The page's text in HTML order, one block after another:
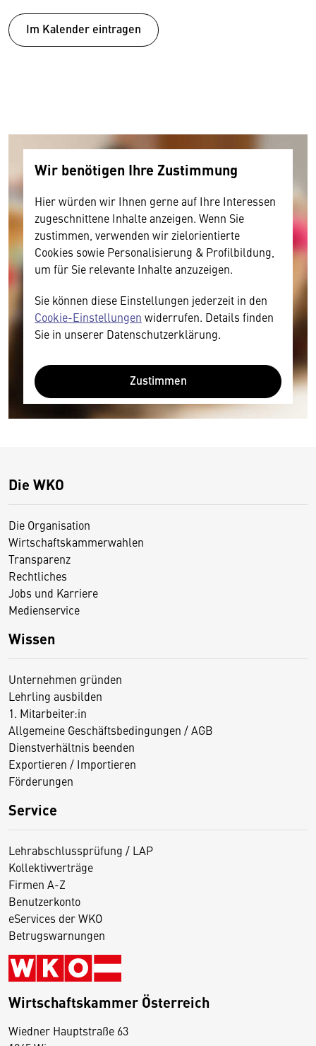
Im Kalender eintragen
Wir benötigen Ihre Zustimmung
Hier würden wir Ihnen gerne auf Ihre Interessen
zugeschnittene Inhalte anzeigen. Wenn Sie
zustimmen, verwenden wir zielorientierte
Cookies sowie Personalisierung & Profilbildung,
um für Sie relevante Inhalte anzuzeigen.
Sie können diese Einstellungen jederzeit in den
Cookie-Einstellungen widerrufen. Details finden
Sie in unserer Datenschutzerklärung.
Zustimmen
Die WKO
Die Organisation
Wirtschaftskammerwahlen
Transparenz
Rechtliches
Jobs und Karriere
Medienservice
Wissen
Unternehmen gründen
Lehrling ausbilden
1. Mitarbeiter:in
Allgemeine Geschäftsbedingungen / AGB
Dienstverhältnis beenden
Exportieren / Importieren
Förderungen
Service
Lehrabschlussprüfung / LAP
Kollektivverträge
Firmen A-Z
Benutzerkonto
eServices der WKO
Betrugswarnungen
Wirtschaftskammer Österreich
Wiedner Hauptstraße 63
D